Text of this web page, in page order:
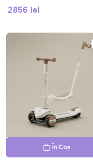
2856 lei
În Coș